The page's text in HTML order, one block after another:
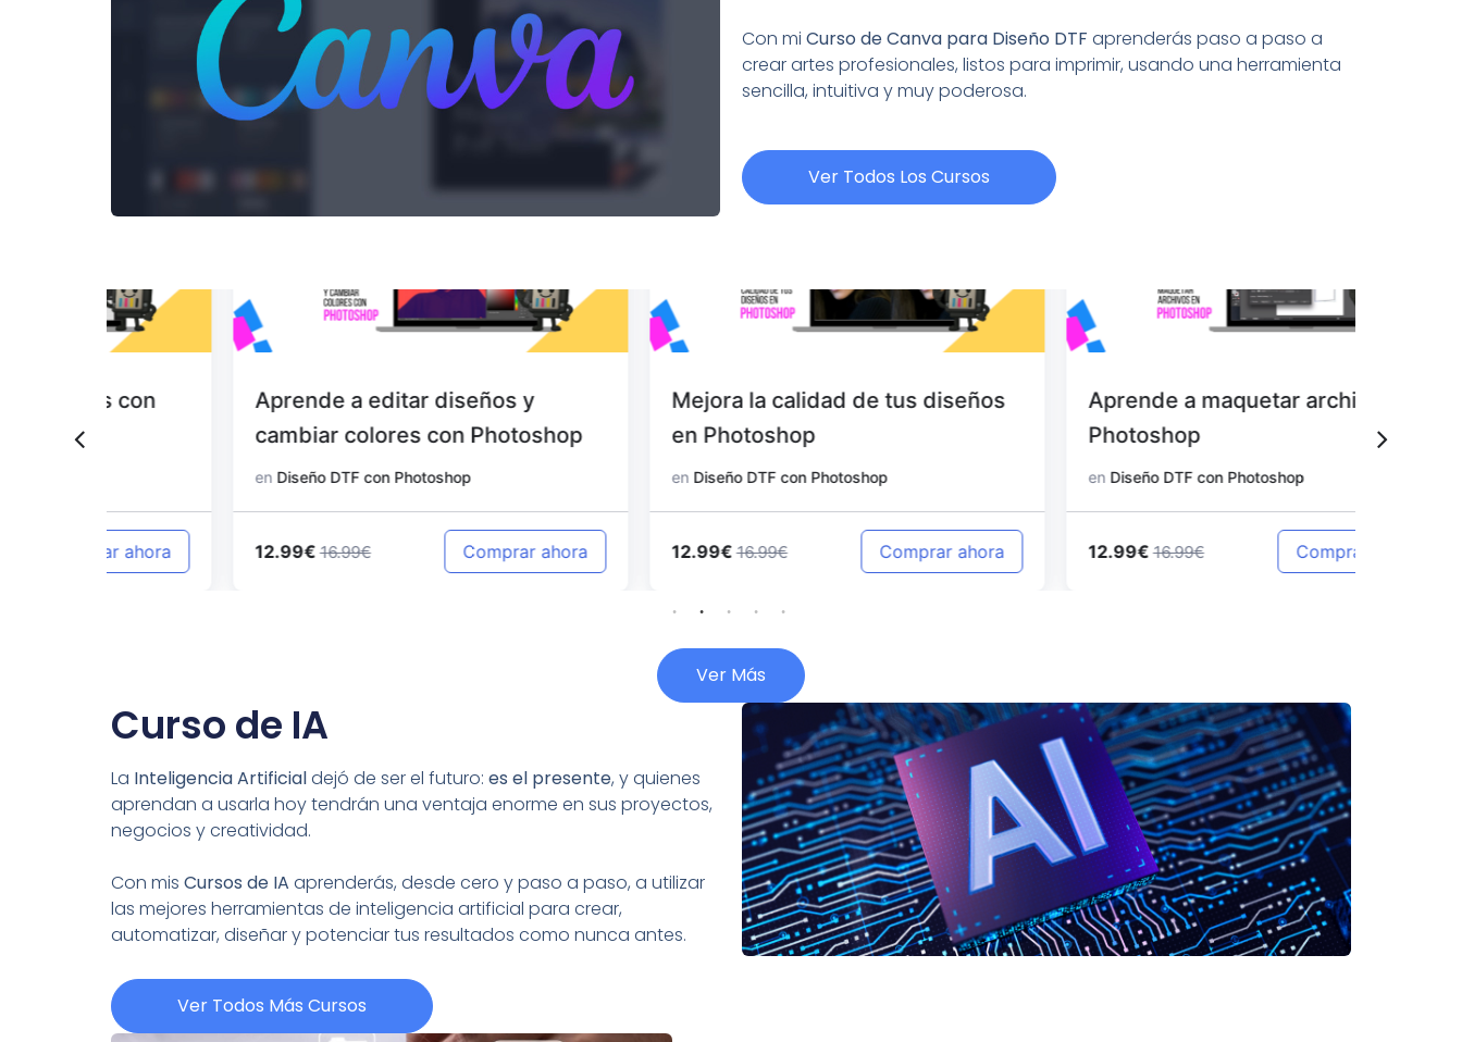
Con mi Curso de Canva para Diseño DTF aprenderás paso a paso a
crear artes profesionales, listos para imprimir, usando una herramienta
sencilla, intuitiva y muy poderosa.
Ver Todos Los Cursos
Aprende a editar diseños y
cambiar colores con Photoshop
Diseño DTF con Photoshop
12.99€ 16.99€ Comprar ahora
Mejora la calidad de tus diseños
en Photoshop
Diseño DTF con Photoshop
12.99€ 16.99€ Comprar ahora
Aprende a maquetar archivos en
Diseño DTF con Photoshop
12.99€ 16.99€ Comprar ahora
Ver Más
Curso de IA
La Inteligencia Artificialdejó de ser el futuro: es el presente, y quienes
aprendan a usarla hoy tendrán una ventaja enorme en sus proyectos,
negocios y creatividad.
Con mis Cursos de IA aprenderás, desde cero y paso a paso, a utilizar
las mejores herramientas de inteligencia artificial para crear,
automatizar, diseñar y potenciar tus resultados como nunca antes.
Ver Todos Más Cursos